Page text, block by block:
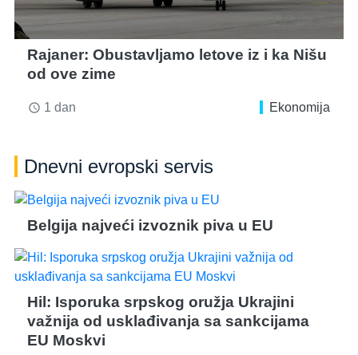
Rajaner: Obustavljamo letove iz i ka Nišu
od ove zime
access_time 1 dan Ekonomija
Dnevni evropski servis
Belgija najveći izvoznik piva u EU
Hil: Isporuka srpskog oružja Ukrajini
važnija od usklađivanja sa sankcijama
EU Moskvi